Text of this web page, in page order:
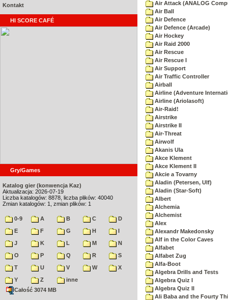
Kontakt
HI SCORE CAFÉ
Gry/Games
Katalog gier (konwencja Kaz)
Aktualizacja: 2026-07-19
Liczba katalogów: 8878, liczba plików: 40040
Zmian katalogów: 1, zmian plików: 1
0-9 A B C
D
E
F G H
I
J
K L M
N
O
P Q R
S
T
U V W
X
Y
Z
inne
Całość 3074 MB
Air Attack (ANALOG
Air Ball
Air Defence
Air Defence (Arcade)
Air Hockey
Air Raid 2000
Air Rescue
Air Rescue I
Air Support
Air Traffic Controller
Airball
Airline (Adventure
Airline (Ariolasoft)
Air-Raid!
Airstrike
Airstrike II
Air-Threat
Airwolf
Akanis Ula
Akce Klement
Akce Klement II
Akcie a Tovarny
Aladin (Petersen, Ulf)
Aladin (Star-Soft)
Albert
Alchemia
Alchemist
Alex
Alexandr Makedonsky
Alf in the Color Caves
Alfabet
Alfabet Zug
Alfa-Boot
Algebra Drills and Tests
Algebra Quiz I
Algebra Quiz II
Ali Baba and the Fourty